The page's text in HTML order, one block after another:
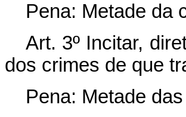
Pena: Metade da
Art. 3º Incitar,
dos crimes de que
Pena: Metade